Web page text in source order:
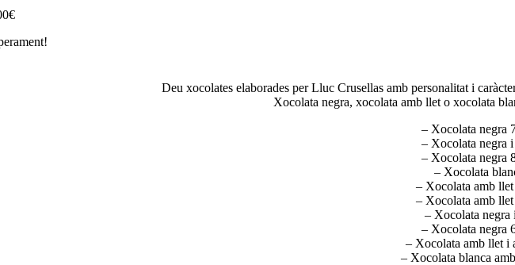
€
Deu xocolates elaborades per Lluc Crusellas amb personalitat i
Xocolata negra, xocolata amb llet o xocolata
– Xocolata negra
– Xocolata negra
– Xocolata negra
– Xocolata
– Xocolata amb
– Xocolata amb
– Xocolata negra
– Xocolata negra
– Xocolata amb llet i
– Xocolata blanca